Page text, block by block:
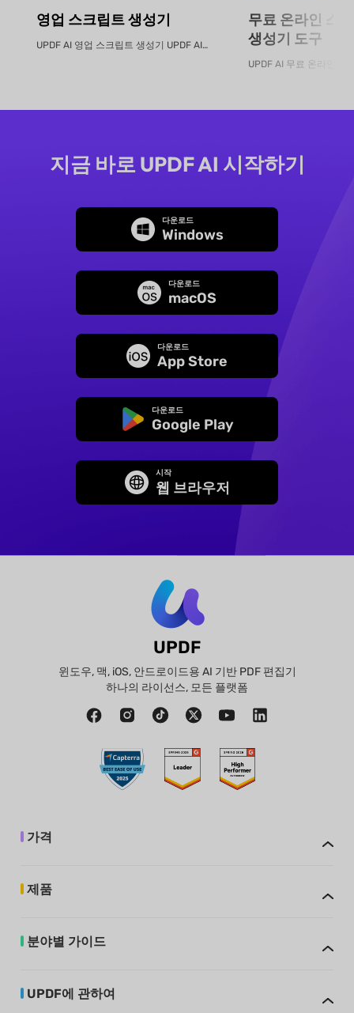
영업 스크립트 생성기
UPDF AI 영업 스크립트 생성기 UPDF AI는 제품 PDF 또는 설명...
무료 온라인 스
생성기 도구
지금 바로 UPDF AI 시작하기
다운로드
Windows
다운로드
macOS
다운로드
App Store
다운로드
Google Play
시작
웹 브라우저
UPDF
윈도우, 맥, iOS, 안드로이드용 AI 기반 PDF 편집기
하나의 라이선스, 모든 플랫폼
가격
제품
분야별 가이드
UPDF에 관하여